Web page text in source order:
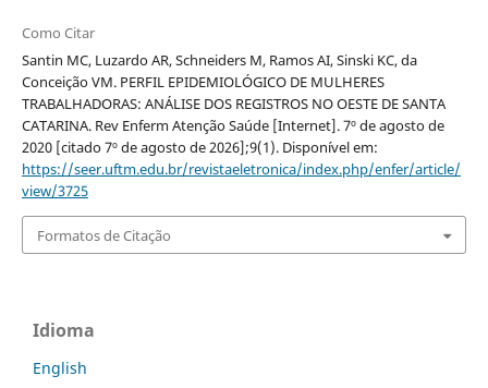
Como Citar
Santin MC, Luzardo AR, Schneiders M, Ramos AI, Sinski KC, da
Conceição VM. PERFIL EPIDEMIOLÓGICO DE MULHERES
TRABALHADORAS: ANÁLISE DOS REGISTROS NO OESTE DE SANTA
CATARINA. Rev Enferm Atenção Saúde [Internet]. 7º de agosto de
2020 [citado 7º de agosto de 2026];9(1). Disponível em:
https://seer.uftm.edu.br/revistaeletronica/index.php/enfer/article/
view/3725
Formatos de Citação
Idioma
English